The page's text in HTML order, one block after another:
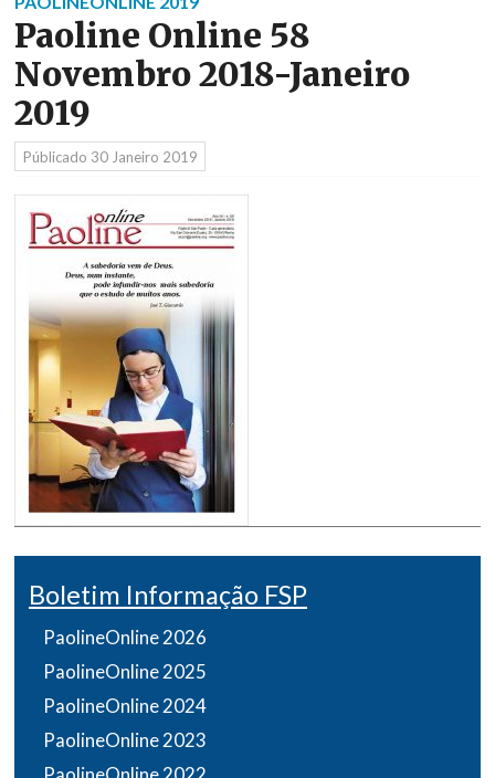
Paoline Online 58
Novembro 2018-Janeiro
2019
Públicado 30 Janeiro 2019
Boletim Informação FSP
PaolineOnline 2026
PaolineOnline 2025
PaolineOnline 2024
PaolineOnline 2023